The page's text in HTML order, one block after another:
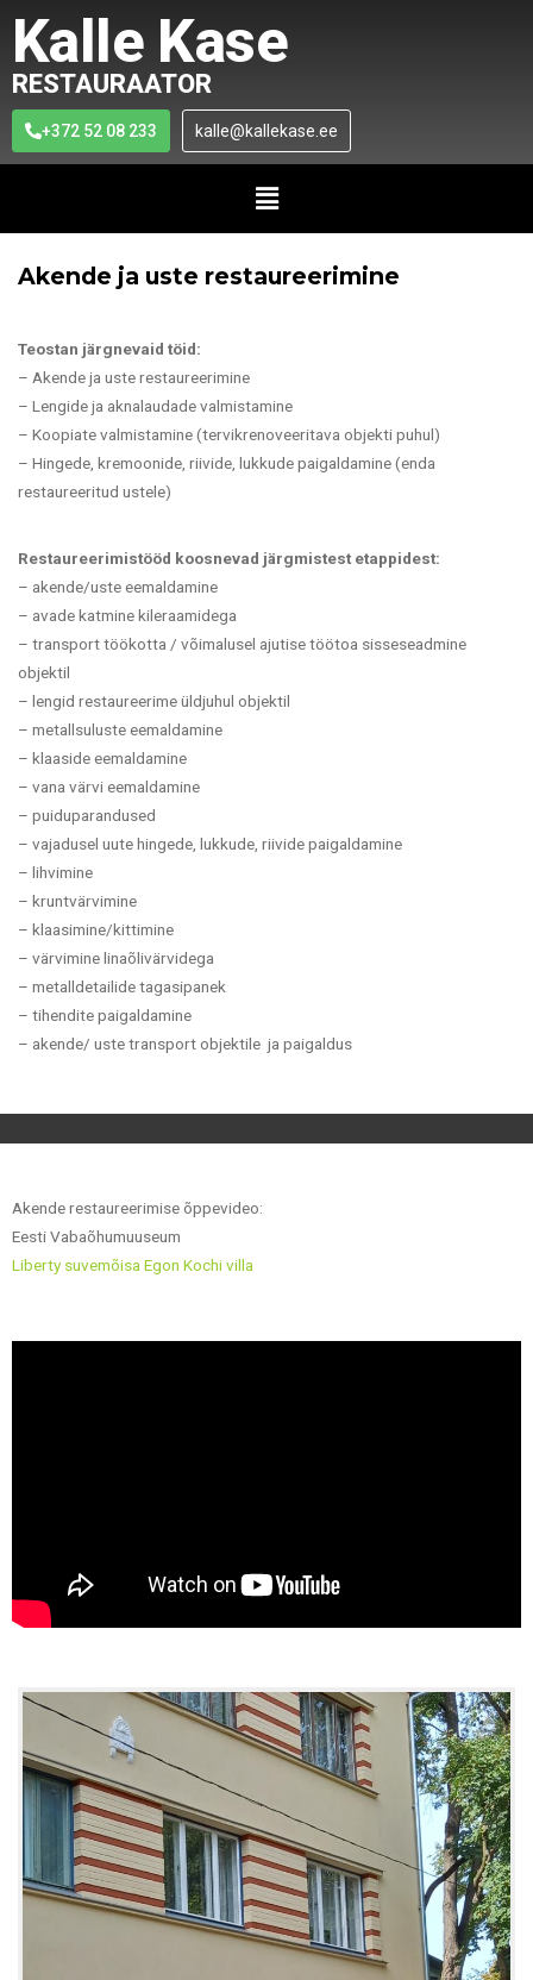
Kalle Kase
RESTAURAATOR
+372 52 08 233 kalle@kallekase.ee
Akende ja uste restaureerimine
Teostan järgnevaid töid:
– Akende ja uste restaureerimine
– Lengide ja aknalaudade valmistamine
– Koopiate valmistamine (tervikrenoveeritava objekti puhul)
– Hingede, kremoonide, riivide, lukkude paigaldamine (enda
restaureeritud ustele)
Restaureerimistööd koosnevad järgmistest etappidest:
– akende/uste eemaldamine
– avade katmine kileraamidega
– transport töökotta / võimalusel ajutise töötoa sisseseadmine
objektil
– lengid restaureerime üldjuhul objektil
– metallsuluste eemaldamine
– klaaside eemaldamine
– vana värvi eemaldamine
– puiduparandused
– vajadusel uute hingede, lukkude, riivide paigaldamine
– lihvimine
– kruntvärvimine
– klaasimine/kittimine
– värvimine linaõlivärvidega
– metalldetailide tagasipanek
– tihendite paigaldamine
– akende/ uste transport objektile ja paigaldus
Akende restaureerimise õppevideo:
Eesti Vabaõhumuuseum
Liberty suvemõisa Egon Kochi villa